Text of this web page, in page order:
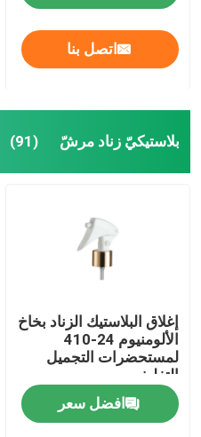
زجاجة رذاذ العطر
اتصل بنا
بلاستيكيّ زناد مرشّ (91)
إغلاق البلاستيك الزناد بخاخ
الألومنيوم 24-410
لمستحضرات التجميل
التغليف
افضل سعر